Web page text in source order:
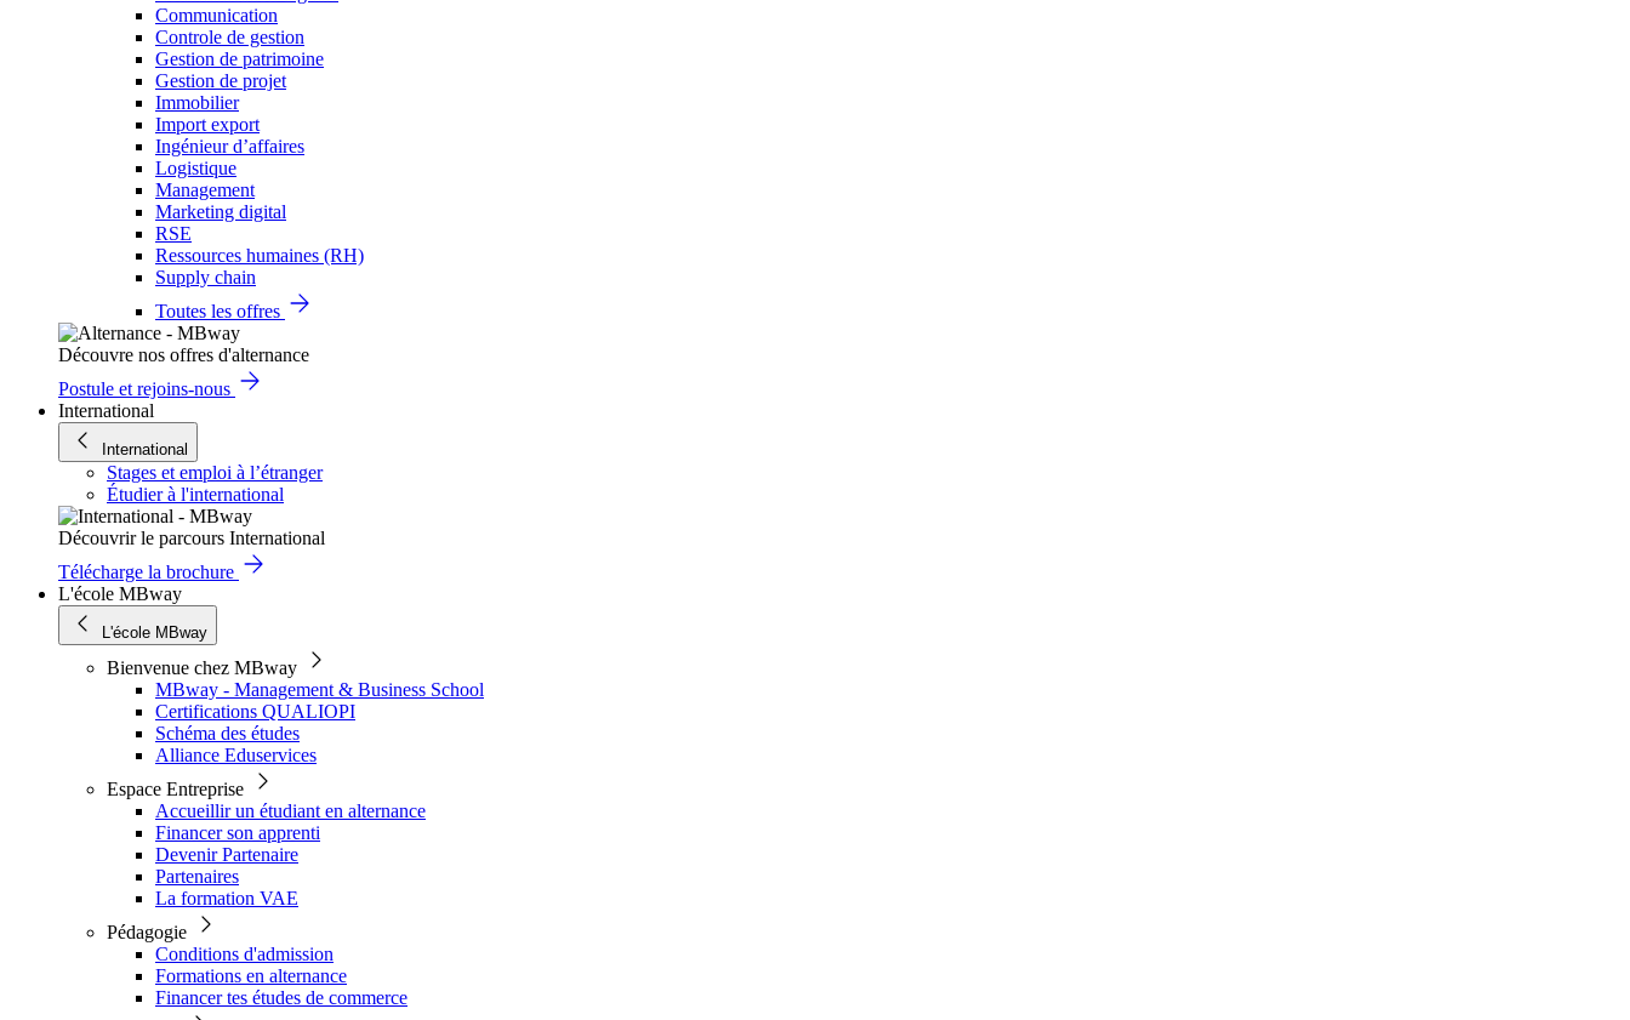
Communication
Controle de gestion
Gestion de patrimoine
Gestion de projet
Immobilier
Import export
Ingénieur d’affaires
Logistique
Management
Marketing digital
RSE
Ressources humaines (RH)
Supply chain
Toutes les offres
Découvre nos offres d'alternance
Postule et rejoins-nous
International
International
Stages et emploi à l’étranger
Étudier à l'international
Découvrir le parcours International
Télécharge la brochure
L'école MBway
L'école MBway
Bienvenue chez MBway
MBway - Management & Business School
Certifications QUALIOPI
Schéma des études
Alliance Eduservices
Espace Entreprise
Accueillir un étudiant en alternance
Financer son apprenti
Devenir Partenaire
Partenaires
La formation VAE
Pédagogie
Conditions d'admission
Formations en alternance
Financer tes études de commerce